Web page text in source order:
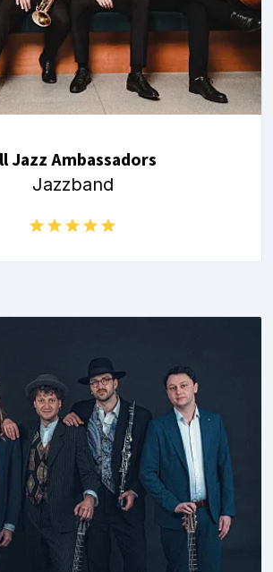
Jazz Ambassadors
Jazzband